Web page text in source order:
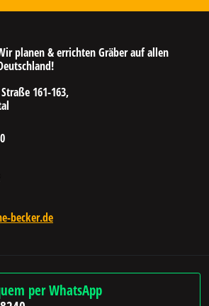
planen & errichten Gräber auf allen
161-163,
becker.de
per WhatsApp